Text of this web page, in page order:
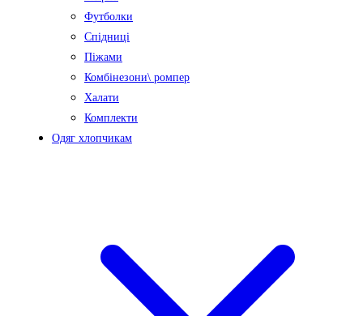
Футболки
Спідниці
Піжами
Комбінезони\ ромпер
Халати
Комплекти
Одяг хлопчикам